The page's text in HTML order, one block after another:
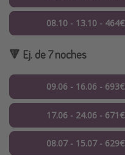
08.10 - 13.10 - 464€
🔻 Ej. de 7 noches
09.06 - 16.06 - 693€
17.06 - 24.06 - 671€
08.07 - 15.07 - 629€